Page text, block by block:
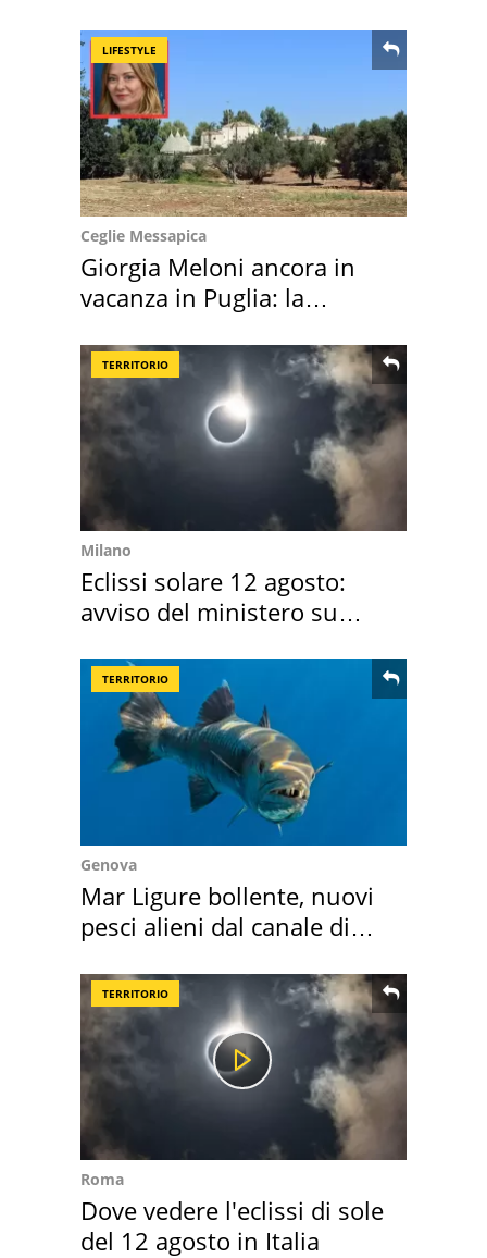
LIFESTYLE
Ceglie Messapica
Giorgia Meloni ancora in
vacanza in Puglia: la
TERRITORIO
Milano
Eclissi solare 12 agosto:
avviso del ministero su
TERRITORIO
Genova
Mar Ligure bollente, nuovi
pesci alieni dal canale di
TERRITORIO
Roma
Dove vedere l'eclissi di sole
del 12 agosto in Italia